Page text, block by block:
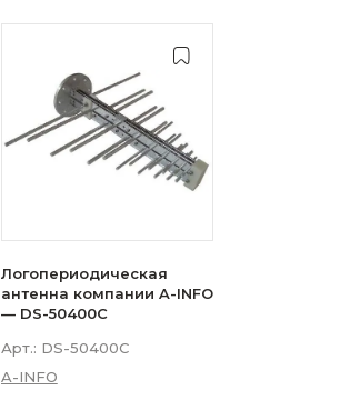
Логопериодическая
антенна компании A-INFO
— DS-50400C
Арт.: DS-50400C
A-INFO